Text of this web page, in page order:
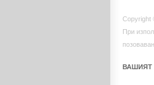
Copyright
При
ВАШИЯТ